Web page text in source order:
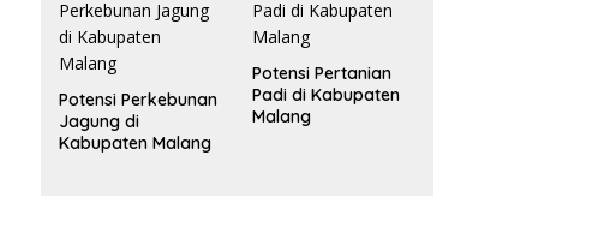
Potensi Perkebunan
Jagung di
Kabupaten Malang
Potensi Pertanian
Padi di Kabupaten
Malang